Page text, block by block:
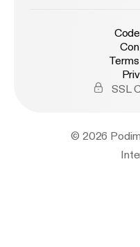
SSL
© 2026